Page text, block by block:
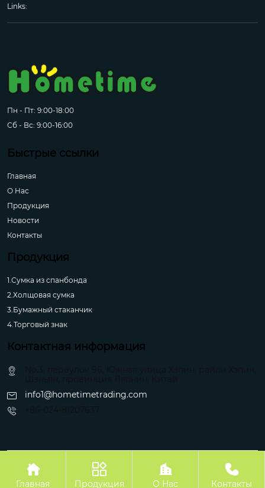
Links:
Пн - Пт: 9:00-18:00
Сб - Вс: 9:00-16:00
Быстрые ссылки
Главная
О Hас
Продукция
Новости
Контакты
Продукция
1.Сумка из спанбонда
2.Холщовая сумка
3.Бумажный стаканчик
4.Торговый знак
Контактная информация
info1@hometimetrading.com
Авторское право©Шэньян Хуэйфэнтай Импорт и Экспорт Ко.

Главная

Продукция

О Hас

Контакты